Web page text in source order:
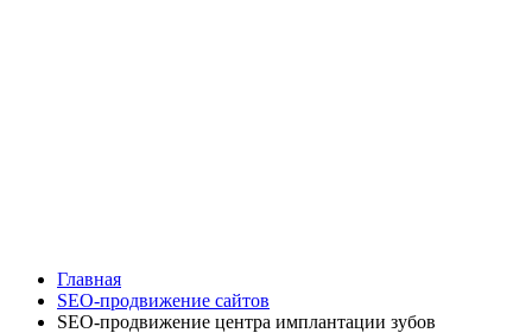
Главная
SEO-продвижение сайтов
SEO-продвижение центра имплантации зубов